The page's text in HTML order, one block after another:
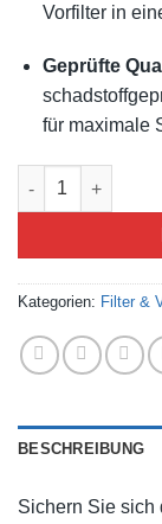
Vorfilter in
Geprüfte
für maximale
Kategorien: Filter &
BESCHREIBUNG
Sichern Sie sich